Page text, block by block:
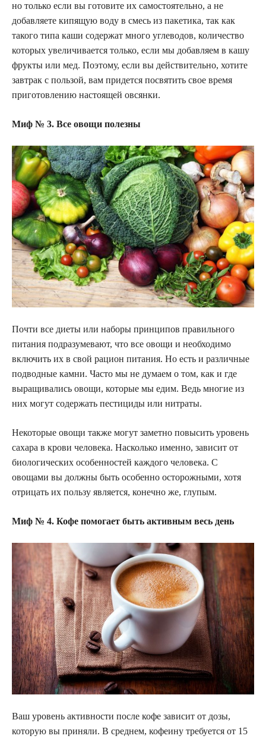
но только если вы готовите их самостоятельно, а не
добавляете кипящую воду в смесь из пакетика, так как
такого типа каши содержат много углеводов, количество
которых увеличивается только, если мы добавляем в кашу
фрукты или мед. Поэтому, если вы действительно, хотите
завтрак с пользой, вам придется посвятить свое время
приготовлению настоящей овсянки.
Миф № 3. Все овощи полезны
Почти все диеты или наборы принципов правильного
питания подразумевают, что все овощи и необходимо
включить их в свой рацион питания. Но есть и различные
подводные камни. Часто мы не думаем о том, как и где
выращивались овощи, которые мы едим. Ведь многие из
них могут содержать пестициды или нитраты.
Некоторые овощи также могут заметно повысить уровень
сахара в крови человека. Насколько именно, зависит от
биологических особенностей каждого человека. С
овощами вы должны быть особенно осторожными, хотя
отрицать их пользу является, конечно же, глупым.
Миф № 4. Кофе помогает быть активным весь день
Ваш уровень активности после кофе зависит от дозы,
которую вы приняли. В среднем, кофеину требуется от 15